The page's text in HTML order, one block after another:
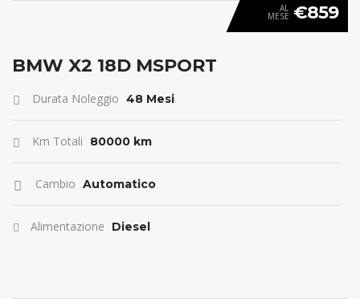
ANTICIPO 0
AL
MESE €859
BMW X2 18D MSPORT
Durata Noleggio 48 Mesi
Km Totali 80000 km
Cambio Automatico
Alimentazione Diesel